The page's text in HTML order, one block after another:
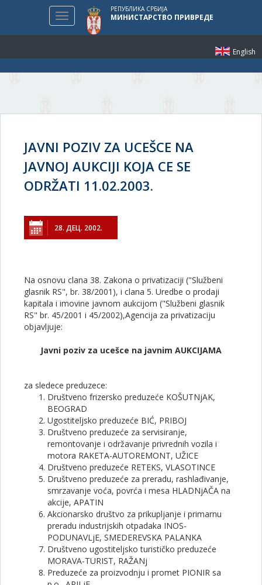
English
Toggle
navigation
РЕПУБЛИКА СРБИЈА
МИНИСТАРСТВО ПРИВРЕДЕ
JAVNI POZIV ZA UCEŠCE NA
JAVNOJ AUKCIJI KOJA CE SE
ODRŽATI 11.02.2003.
28. ДЕЦ. 2002.
Na osnovu clana 38. Zakona o privatizaciji ("Službeni
glasnik RS", br. 38/2001), i clana 5. Uredbe o prodaji
kapitala i imovine javnom aukcijom ("Službeni glasnik
RS" br. 45/2001 i 45/2002),Agencija za privatizaciju
objavljuje:
Javni poziv za ucešce na javnim AUKCIJAMA
za sledece preduzece:
Društveno frizersko preduzeće KOŠUTNjAK,
BEOGRAD
Ugostiteljsko preduzeće BIĆ, PRIBOJ
Društveno preduzeće za servisiranje,
remontovanje i održavanje privrednih vozila i
motora RAKETA-AUTOREMONT, UŽICE
Društveno preduzeće RETEKS, VLASOTINCE
Društveno preduzeće za preradu, rashlađivanje,
smrzavanje voća, povrća i mesa HLADNjAČA na
akcije, APATIN
Akcionarsko društvo za prikupljanje i primarnu
preradu industrijskih otpadaka INOS-
PODUNAVLjE, SMEDEREVSKA PALANKA
Društveno ugostiteljsko turističko preduzeće
MORAVA-TURIST, RAŽANj
Preduzeće za proizvodnju i promet PIONIR sa